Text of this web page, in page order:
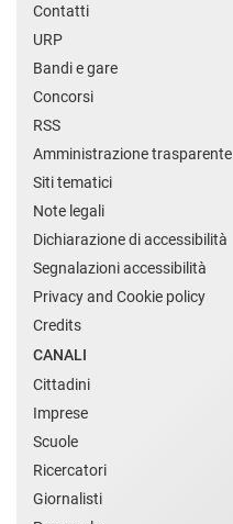
Contatti
URP
Bandi e gare
Concorsi
RSS
Amministrazione trasparente
Siti tematici
Note legali
Dichiarazione di accessibilità
Segnalazioni accessibilità
Privacy and Cookie policy
Credits
CANALI
Cittadini
Imprese
Scuole
Ricercatori
Giornalisti